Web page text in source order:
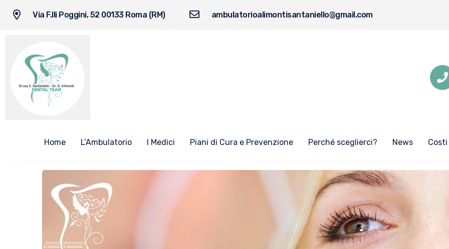
Via F.lli Poggini, 52 00133 Roma (RM) ambulatorioalimontisantaniello@gmail.com
Home L’Ambulatorio I Medici Piani di Cura e Prevenzione Perché sceglierci? News Costi